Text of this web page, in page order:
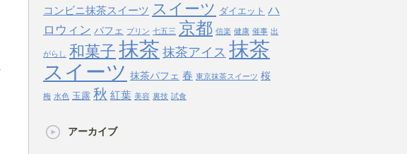
コンビニ抹茶スイーツ スイーツ ダイエット ハ
ロウィン パフェ プリン 七五三 京都 信楽 健康 催事 出
がらし 和菓子 抹茶 抹茶アイス 抹茶
スイーツ 抹茶パフェ 春 東京抹茶スイーツ 桜
梅 水色 玉露 秋 紅葉 美容 裏技 試食
アーカイブ